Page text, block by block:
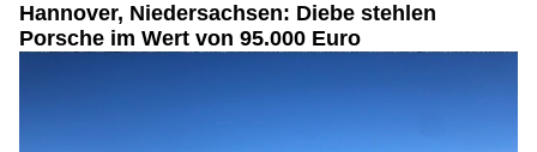
Hannover, Niedersachsen: Diebe stehlen
Porsche im Wert von 95.000 Euro